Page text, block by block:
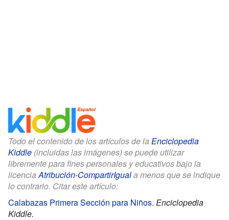
Todo el contenido de los artículos de la Enciclopedia
Kiddle (incluidas las imágenes) se puede utilizar
libremente para fines personales y educativos bajo la
licenciaAtribución-CompartirIguala menos que se indique
lo contrario. Citar este artículo:
Calabazas Primera Sección para Niños. Enciclopedia
Kiddle.